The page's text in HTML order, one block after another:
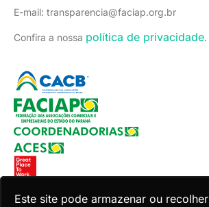
Este site pode armazenar ou recolher
E-mail: transparencia@faciap.org.br
Confira a nossa política de privacidade.